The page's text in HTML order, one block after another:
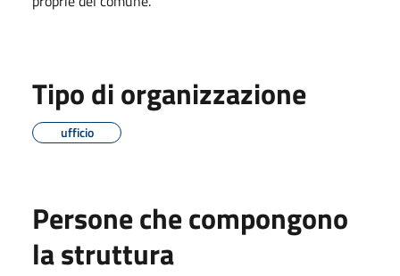
Tipo di organizzazione
ufficio
Persone che compongono
la struttura